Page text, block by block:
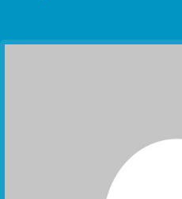
Communication Point